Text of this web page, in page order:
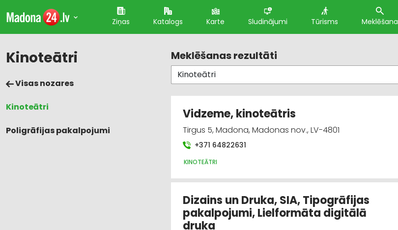
Ziņas Katalogs Karte Sludinājumi Tūrisms Meklēšana
Kinoteātri
Visas nozares
Kinoteātri
Poligrāfijas pakalpojumi
Meklēšanas rezultāti
Vidzeme, kinoteātris
Tirgus 5, Madona, Madonas nov., LV-4801
+371 64822631
KINOTEĀTRI
Dizains un Druka, SIA, Tipogrāfijas
pakalpojumi, Lielformāta digitālā
druka